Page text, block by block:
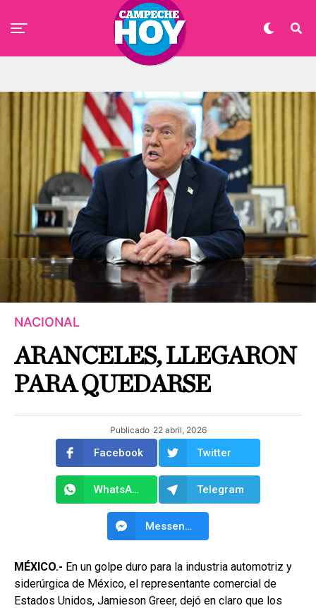
NACIONAL
ARANCELES, LLEGARON
PARA QUEDARSE
Publicado 22 abril, 2026
Facebook Twitter
WhatsApp Telegram
Messenger
MÉXICO.- En un golpe duro para la industria automotriz y
siderúrgica de México, el representante comercial de
Estados Unidos, Jamieson Greer, dejó en claro que los